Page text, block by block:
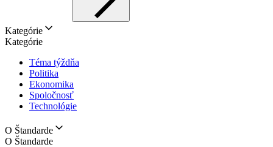
Kategórie
Kategórie
Téma týždňa
Politika
Ekonomika
Spoločnosť
Technológie
O Štandarde
O Štandarde